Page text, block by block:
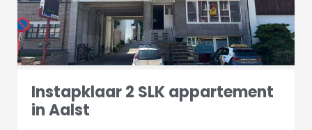
Instapklaar 2 SLK appartement
in Aalst